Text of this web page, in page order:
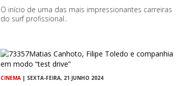
O início de uma das mais impressionantes carreiras
do surf profissional..
CINEMA | SEXTA-FEIRA, 21 JUNHO 2024